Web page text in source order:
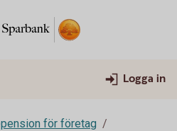
Logga in
för företag